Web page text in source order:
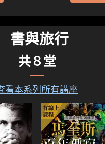
書與旅行
共８堂
看本系列所有講座